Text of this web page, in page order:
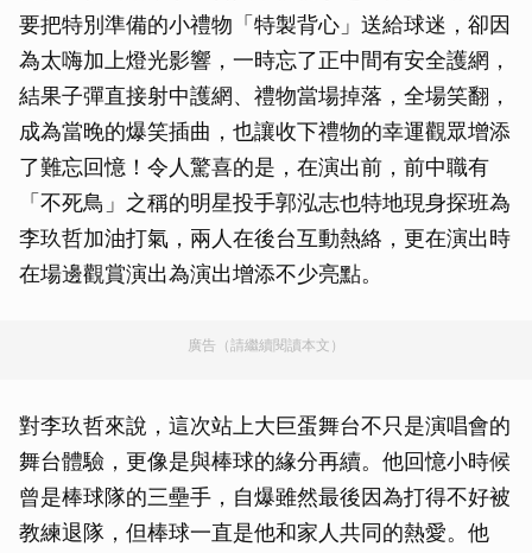
要把特別準備的小禮物「特製背心」送給球迷，卻因
為太嗨加上燈光影響，一時忘了正中間有安全護網，
結果子彈直接射中護網、禮物當場掉落，全場笑翻，
成為當晚的爆笑插曲，也讓收下禮物的幸運觀眾增添
了難忘回憶！令人驚喜的是，在演出前，前中職有
「不死鳥」之稱的明星投手郭泓志也特地現身探班為
李玖哲加油打氣，兩人在後台互動熱絡，更在演出時
在場邊觀賞演出為演出增添不少亮點。
廣告（請繼續閱讀本文）
對李玖哲來說，這次站上大巨蛋舞台不只是演唱會的
舞台體驗，更像是與棒球的緣分再續。他回憶小時候
曾是棒球隊的三壘手，自爆雖然最後因為打得不好被
教練退隊，但棒球一直是他和家人共同的熱愛。他